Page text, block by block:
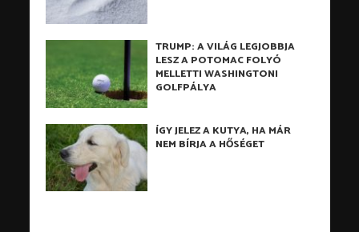
TRUMP: A VILÁG LEGJOBBJA
LESZ A POTOMAC FOLYÓ
MELLETTI WASHINGTONI
GOLFPÁLYA
ÍGY JELEZ A KUTYA, HA MÁR
NEM BÍRJA A HŐSÉGET